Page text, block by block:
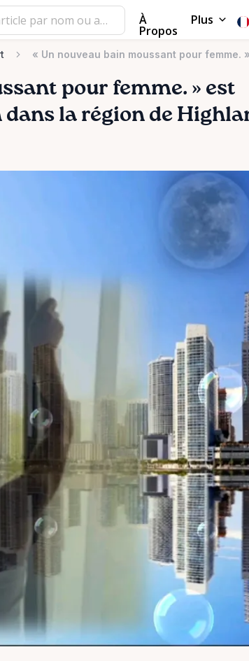
À
Propos
Plus
« Un nouveau bain moussant pour femme. »
pour femme. » est
la région de